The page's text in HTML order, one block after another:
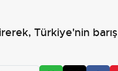
Türkiye'nin barış